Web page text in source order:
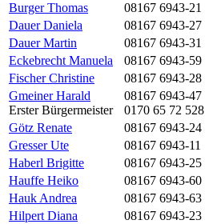
Burger Thomas
08167 6943-21
Dauer Daniela
08167 6943-27
Dauer Martin
08167 6943-31
Eckebrecht Manuela
08167 6943-59
Fischer Christine
08167 6943-28
Gmeiner Harald
Erster Bürgermeister
08167 6943-47
0170 65 72 528
Götz Renate
08167 6943-24
Gresser Ute
08167 6943-11
Haberl Brigitte
08167 6943-25
Hauffe Heiko
08167 6943-60
Hauk Andrea
08167 6943-63
Hilpert Diana
08167 6943-23